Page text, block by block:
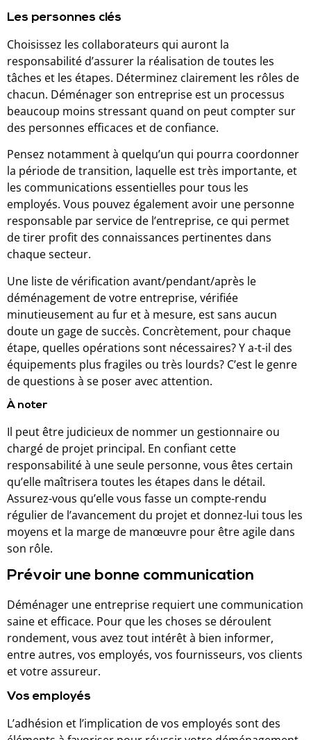
Les personnes clés
Choisissez les collaborateurs qui auront la
responsabilité d’assurer la réalisation de toutes les
tâches et les étapes. Déterminez clairement les rôles de
chacun. Déménager son entreprise est un processus
beaucoup moins stressant quand on peut compter sur
des personnes efficaces et de confiance.
Pensez notamment à quelqu’un qui pourra coordonner
la période de transition, laquelle est très importante, et
les communications essentielles pour tous les
employés. Vous pouvez également avoir une personne
responsable par service de l’entreprise, ce qui permet
de tirer profit des connaissances pertinentes dans
chaque secteur.
Une liste de vérification avant/pendant/après le
déménagement de votre entreprise, vérifiée
minutieusement au fur et à mesure, est sans aucun
doute un gage de succès. Concrètement, pour chaque
étape, quelles opérations sont nécessaires? Y a-t-il des
équipements plus fragiles ou très lourds? C’est le genre
de questions à se poser avec attention.
À noter
Il peut être judicieux de nommer un gestionnaire ou
chargé de projet principal. En confiant cette
responsabilité à une seule personne, vous êtes certain
qu’elle maîtrisera toutes les étapes dans le détail.
Assurez-vous qu’elle vous fasse un compte-rendu
régulier de l’avancement du projet et donnez-lui tous les
moyens et la marge de manœuvre pour être agile dans
son rôle.
Prévoir une bonne communication
Déménager une entreprise requiert une communication
saine et efficace. Pour que les choses se déroulent
rondement, vous avez tout intérêt à bien informer,
entre autres, vos employés, vos fournisseurs, vos clients
et votre assureur.
Vos employés
L’adhésion et l’implication de vos employés sont des